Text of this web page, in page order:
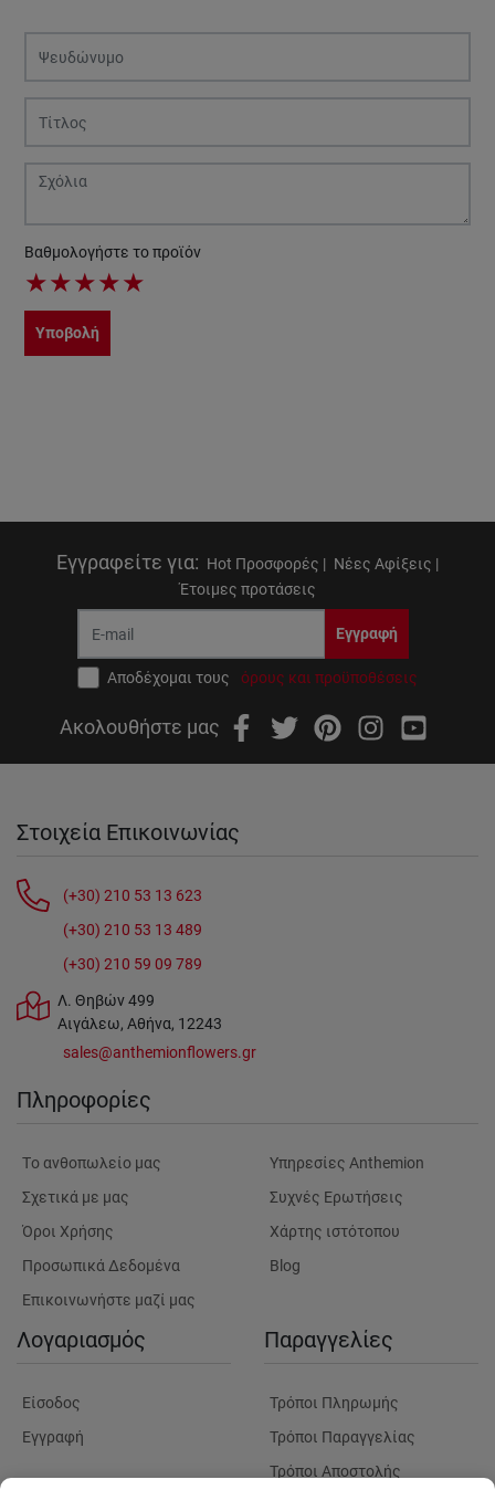
Βαθμολογήστε το προϊόν
★★★★★
Υποβολή
Εγγραφείτε για: Hot Προσφορές | Νέες Αφίξεις |
Έτοιμες προτάσεις
Εγγραφή
Αποδέχομαι τους όρους και προϋποθέσεις
Ακολουθήστε μας
Στοιχεία Επικοινωνίας
(+30) 210 53 13 623
(+30) 210 53 13 489
(+30) 210 59 09 789
Λ. Θηβών 499
Αιγάλεω, Αθήνα, 12243
sales@anthemionflowers.gr
Πληροφορίες
Tο ανθοπωλείο μας
Σχετικά με μας
Όροι Χρήσης
Προσωπικά Δεδομένα
Επικοινωνήστε μαζί μας
Υπηρεσίες Anthemion
Συχνές Ερωτήσεις
Χάρτης ιστότοπου
Blog
Λογαριασμός
Είσοδος
Εγγραφή
Παραγγελίες
Τρόποι Πληρωμής
Τρόποι Παραγγελίας
Τρόποι Αποστολής